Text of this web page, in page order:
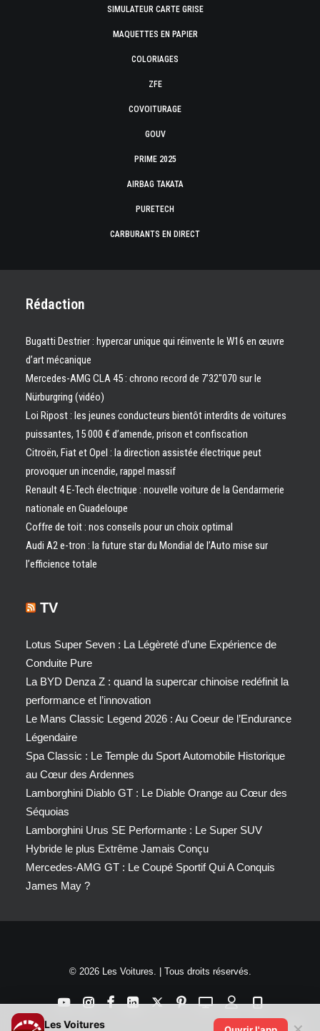
SIMULATEUR CARTE GRISE
MAQUETTES EN PAPIER
COLORIAGES
ZFE
COVOITURAGE
GOUV
PRIME 2025
AIRBAG TAKATA
PURETECH
CARBURANTS EN DIRECT
Rédaction
Bugatti Destrier : hypercar unique qui réinvente le W16 en œuvre
d’art mécanique
Mercedes-AMG CLA 45 : chrono record de 7’32″070 sur le
Nürburgring (vidéo)
Loi Ripost : les jeunes conducteurs bientôt interdits de voitures
puissantes, 15 000 € d’amende, prison et confiscation
Citroën, Fiat et Opel : la direction assistée électrique peut
provoquer un incendie, rappel massif
Renault 4 E-Tech électrique : nouvelle voiture de la Gendarmerie
nationale en Guadeloupe
Coffre de toit : nos conseils pour un choix optimal
Audi A2 e-tron : la future star du Mondial de l’Auto mise sur
l’efficience totale
TV
Lotus Super Seven : La Légèreté d’une Expérience de
Conduite Pure
La BYD Denza Z : quand la supercar chinoise redéfinit la
performance et l’innovation
Le Mans Classic Legend 2026 : Au Coeur de l’Endurance
Légendaire
Spa Classic : Le Temple du Sport Automobile Historique
au Cœur des Ardennes
Lamborghini Diablo GT : Le Diable Orange au Cœur des
Séquoias
Lamborghini Urus SE Performante : Le Super SUV
Hybride le plus Extrême Jamais Conçu
Mercedes-AMG GT : Le Coupé Sportif Qui A Conquis
James May ?
© 2026 Les Voitures. | Tous droits réservés.
Les Voitures